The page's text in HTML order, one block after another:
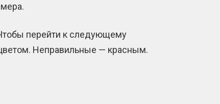
перейти к следующему
Неправильные — красным.